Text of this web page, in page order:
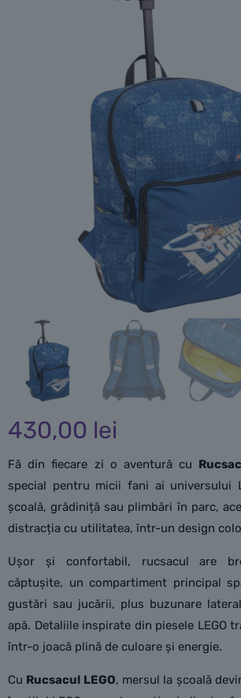
430,00 lei
Fă din fiecare zi o aventură cu
special pentru micii fani ai universului
școală, grădiniță sau plimbări în parc,
distracția cu utilitatea, într-un design
Ușor și confortabil, rucsacul are
căptușite, un compartiment principal
gustări sau jucării, plus buzunare
apă. Detaliile inspirate din piesele LEGO
într-o joacă plină de culoare și energie.
Cu Rucsacul LEGO, mersul la școală